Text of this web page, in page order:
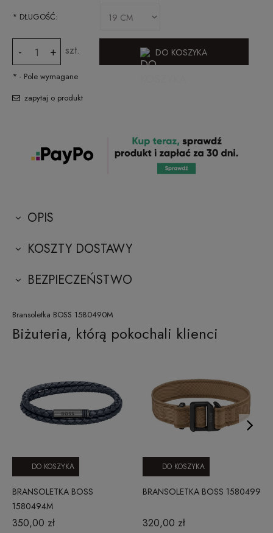
* DŁUGOŚĆ:
- + szt. DO KOSZYKA
* - Pole wymagane
zapytaj o produkt
OPIS
KOSZTY DOSTAWY
BEZPIECZEŃSTWO
Bransoletka BOSS 1580490M
Biżuteria, którą pokochali klienci
BRANSOLETKA BOSS
1580494M
350,00 zł
DO KOSZYKA
BRANSOLETKA BOSS 1580499
320,00 zł
DO KOSZYKA